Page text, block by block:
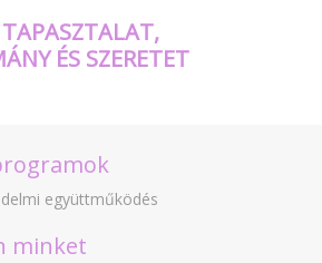
ÉS SZERETET
együttműködés
minket